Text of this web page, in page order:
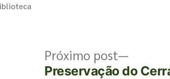
Próximo post
Preservação do